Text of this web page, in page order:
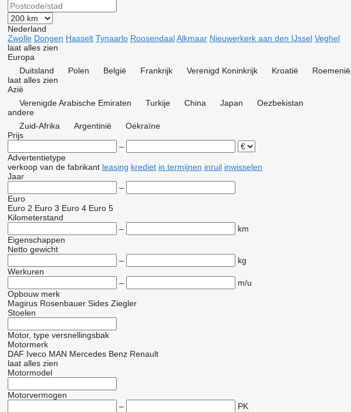
Nederland
Zwolle Dongen Hasselt Tynaarlo Roosendaal Alkmaar Nieuwerkerk aan den IJssel Veghel
laat alles zien
Europa
Duitsland
Polen België Frankrijk Verenigd Koninkrijk Kroatië Roemenië
laat alles zien
Azië
Verenigde Arabische Emiraten
Turkije China Japan
Oezbekistan
andere
Zuid-Afrika
Argentinië
Oekraïne
Prijs
–
Advertentietype
verkoop van de fabrikant leasing krediet in termijnen inruil inwisselen
Jaar
–
Euro
Euro 2 Euro 3 Euro 4 Euro 5
Kilometerstand
–
km
Eigenschappen
Netto gewicht
–
kg
Werkuren
–
m/u
Opbouw merk
Magirus Rosenbauer Sides Ziegler
Stoelen
Motor, type versnellingsbak
Motormerk
DAF Iveco MAN Mercedes Benz Renault
laat alles zien
Motormodel
Motorvermogen
–
PK